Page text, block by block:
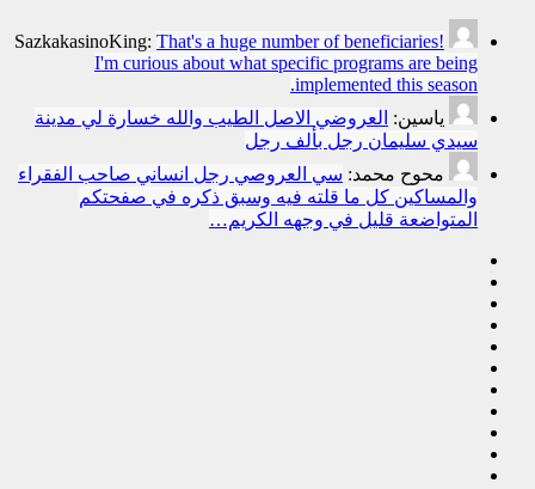
SazkakasinoKing: That's a huge number of beneficiaries!
I'm curious about what specific programs are being
implemented this season.
ياسين: العروضي الاصل الطيب والله خسارة لي مدينة
سيدي سليمان رجل بألف رجل
محوح محمد: سي العروصي رجل انساني صاحب الفقراء
والمساكين كل ما قلته فيه وسبق ذكره في صفحتكم
المتواضعة قليل في وجهه الكريم…